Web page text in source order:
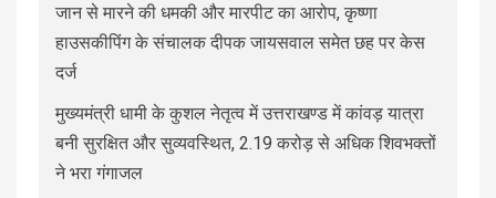
जान से मारने की धमकी और मारपीट का आरोप, कृष्णा
हाउसकीपिंग के संचालक दीपक जायसवाल समेत छह पर केस
दर्ज
मुख्यमंत्री धामी के कुशल नेतृत्व में उत्तराखण्ड में कांवड़ यात्रा
बनी सुरक्षित और सुव्यवस्थित, 2.19 करोड़ से अधिक शिवभक्तों
ने भरा गंगाजल